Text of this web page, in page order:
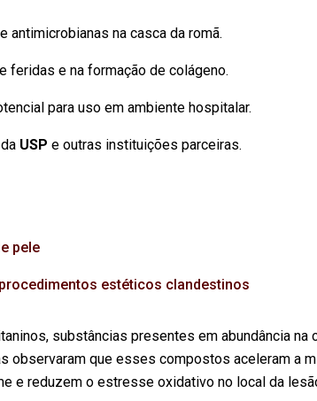
na casca da romã.
feridas e na formação de colágeno.
para uso em ambiente hospitalar.
USP e outras instituições parceiras.
pele
estéticos clandestinos
substâncias presentes em abundância na
observaram que esses compostos aceleram a
e reduzem o estresse oxidativo no local da